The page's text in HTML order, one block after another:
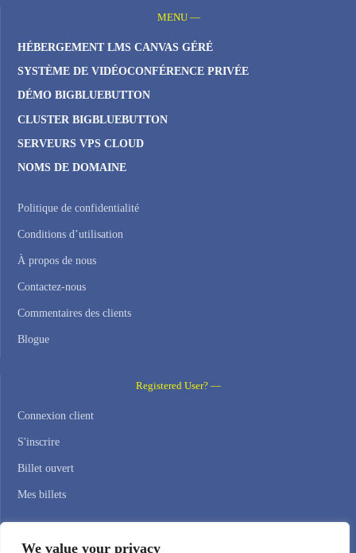
We value your privacy
MENU —
HÉBERGEMENT LMS CANVAS GÉRÉ
SYSTÈME DE VIDÉOCONFÉRENCE PRIVÉE
DÉMO BIGBLUEBUTTON
CLUSTER BIGBLUEBUTTON
SERVEURS VPS CLOUD
NOMS DE DOMAINE
Politique de confidentialité
Conditions d’utilisation
À propos de nous
Contactez-nous
Commentaires des clients
Blogue
Registered User? —
Connexion client
S'inscrire
Billet ouvert
Mes billets